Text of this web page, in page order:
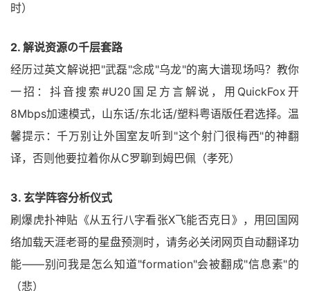
时）
2. 解说资源の千层套路
经历过英文解说把"武磊"念成"乌龙"的离大谱现场吗？教你
一招：抖音搜索#U20国足方言解说，用QuickFox开
8Mbps加速模式，山东话/东北话/塑料粤语版任君选择。温
馨提示：千万别让外国室友听到"这个射门很梅西"的神翻
译，否则他要拉着你从C罗聊到姆巴佩（孝死）
3. 玄学阵容分析仪式
刷爆虎扑神贴《从五行八字看张X飞能否克日》，用回国网
络加载天涯老哥的星盘预测时，请务必关闭网页自动翻译功
能——别问我是怎么知道"formation"会被翻成"信息素"的
（悲）